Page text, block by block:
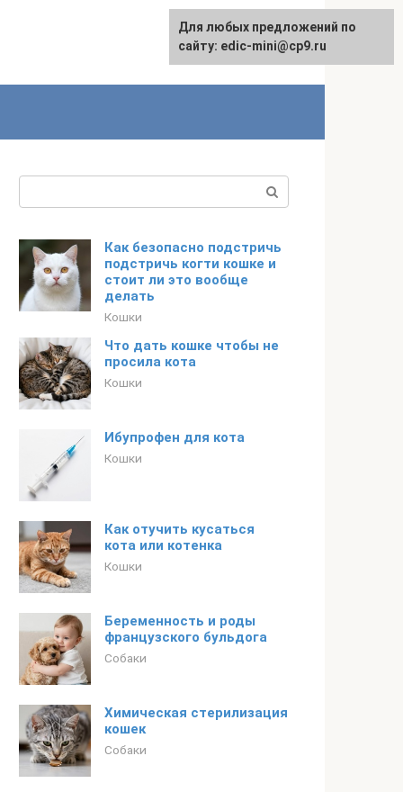
Как безопасно подстричь
подстричь когти кошке и
стоит ли это вообще
делать
Кошки
Что дать кошке чтобы не
просила кота
Кошки
Ибупрофен для кота
Кошки
Как отучить кусаться
кота или котенка
Кошки
Беременность и роды
французского бульдога
Собаки
Химическая стерилизация
кошек
Собаки
Для любых предложений по
сайту: edic-mini@cp9.ru